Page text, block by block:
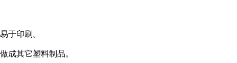
于印刷。
成其它塑料制品。